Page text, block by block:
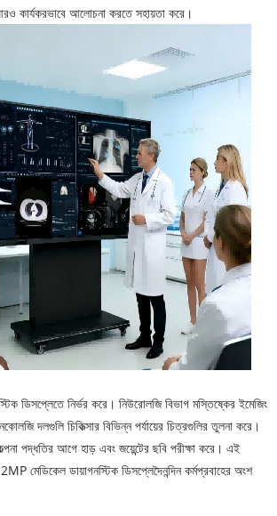
কার্যকরভাবে আলোচনা করতে সহায়তা করে।
ডিসপ্লেতে নির্ভর করে। নিউরোলজি বিভাগ মস্তিষ্কের ইমেজিং
দলগুলি চিকিত্সার বিভিন্ন পর্যায়ের চিত্রগুলির তুলনা করে।
পদ্ধতির আগে হাড় এবং জয়েন্টের ছবি পরীক্ষা করে। এই
মেডিকেল ডায়াগনস্টিক ডিসপ্লেদৈনন্দিন কর্মপ্রবাহের অংশ